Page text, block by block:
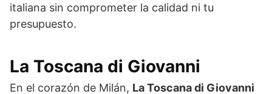
italiana sin comprometer la calidad ni tu
presupuesto.
La Toscana di Giovanni
En el corazón de Milán, La Toscana di Giovanni